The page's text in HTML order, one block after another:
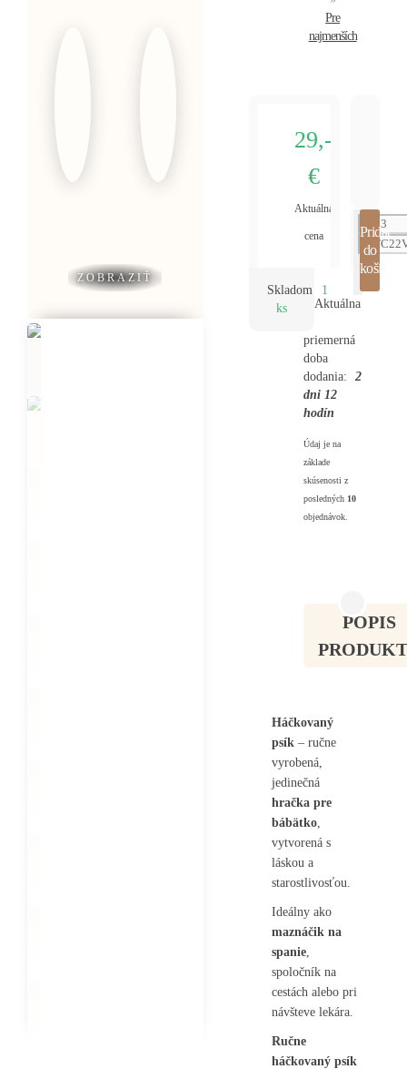
ZOBRAZIŤ
Pre
najmenších
29,-
€
Aktuálna
cena
Skladom
1
ks
Pridať
do
košíka
Aktuálna
priemerná
doba
dodania:
2
dni 12
hodín
Údaj je na
základe
skúsenosti z
posledných 10
objednávok.
POPIS
Háčkovaný
psík– ručne
vyrobená,
jedinečná
hračka pre
bábätko,
vytvorená s
láskou a
starostlivosťou.
Ideálny ako
maznáčik na
spanie,
spoločník na
cestách alebo pri
návšteve lekára.
Ručne
háčkovaný psík